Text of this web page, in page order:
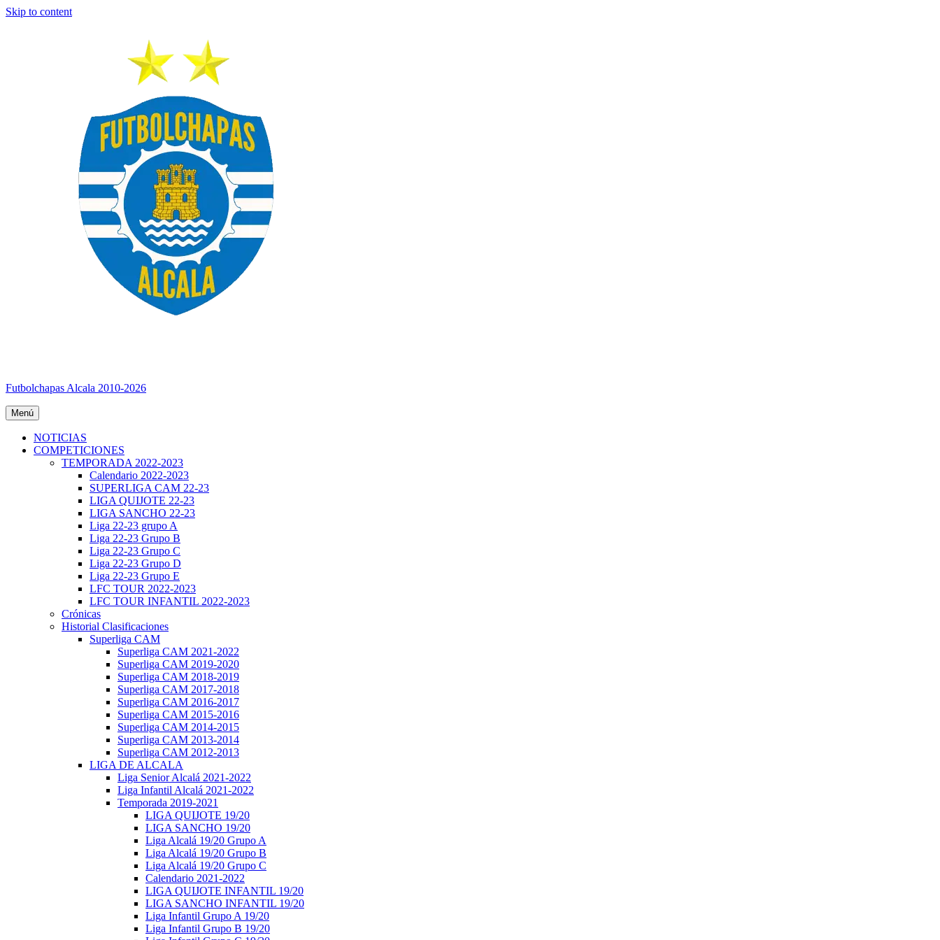
Skip to content
Futbolchapas Alcala 2010-2026
Menú
NOTICIAS
COMPETICIONES
TEMPORADA 2022-2023
Calendario 2022-2023
SUPERLIGA CAM 22-23
LIGA QUIJOTE 22-23
LIGA SANCHO 22-23
Liga 22-23 grupo A
Liga 22-23 Grupo B
Liga 22-23 Grupo C
Liga 22-23 Grupo D
Liga 22-23 Grupo E
LFC TOUR 2022-2023
LFC TOUR INFANTIL 2022-2023
Crónicas
Historial Clasificaciones
Superliga CAM
Superliga CAM 2021-2022
Superliga CAM 2019-2020
Superliga CAM 2018-2019
Superliga CAM 2017-2018
Superliga CAM 2016-2017
Superliga CAM 2015-2016
Superliga CAM 2014-2015
Superliga CAM 2013-2014
Superliga CAM 2012-2013
LIGA DE ALCALA
Liga Senior Alcalá 2021-2022
Liga Infantil Alcalá 2021-2022
Temporada 2019-2021
LIGA QUIJOTE 19/20
LIGA SANCHO 19/20
Liga Alcalá 19/20 Grupo A
Liga Alcalá 19/20 Grupo B
Liga Alcalá 19/20 Grupo C
Calendario 2021-2022
LIGA QUIJOTE INFANTIL 19/20
LIGA SANCHO INFANTIL 19/20
Liga Infantil Grupo A 19/20
Liga Infantil Grupo B 19/20